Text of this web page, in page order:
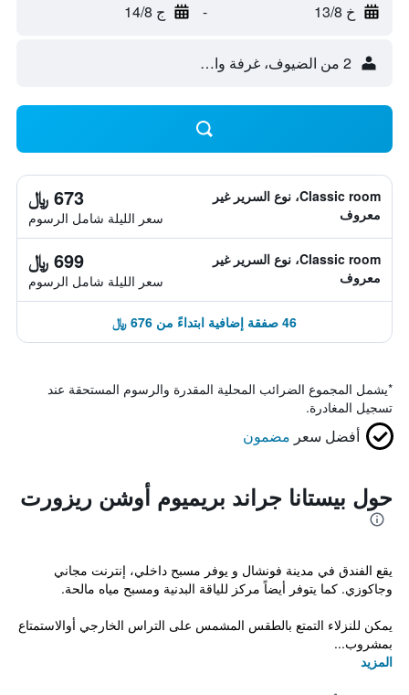
خ 13/8 - ج 14/8
2 من الضيوف، غرفة واحدة
Classic room، نوع السرير غير
معروف
673 ﷼
سعر الليلة شامل الرسوم
Classic room، نوع السرير غير
معروف
699 ﷼
سعر الليلة شامل الرسوم
46 صفقة إضافية ابتداءً من 676 ﷼
*يشمل المجموع الضرائب المحلية المقدرة والرسوم المستحقة عند
تسجيل المغادرة.
أفضل سعر مضمون
حول بيستانا جراند بريميوم أوشن ريزورت
يقع الفندق في مدينة فونشال و يوفر مسبح داخلي، إنترنت مجاني
وجاكوزي. كما يتوفر أيضاً مركز للياقة البدنية ومسبح مياه مالحة.
يمكن للنزلاء التمتع بالطقس المشمس على التراس الخارجي أوالاستمتاع
بمشروب...
المزيد